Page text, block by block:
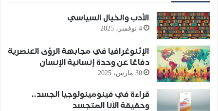
الأدب والخيال السياسي
4 نوفمبر، 2025
الإثنوغرافيا في مجابهة الرؤى العنصرية
دفاعًا عن وحدة إنسانية الإنسان
30 مارس، 2025
قراءة في فينومينولوجيا الجسد..
وحقيقة الأنا المتجسد